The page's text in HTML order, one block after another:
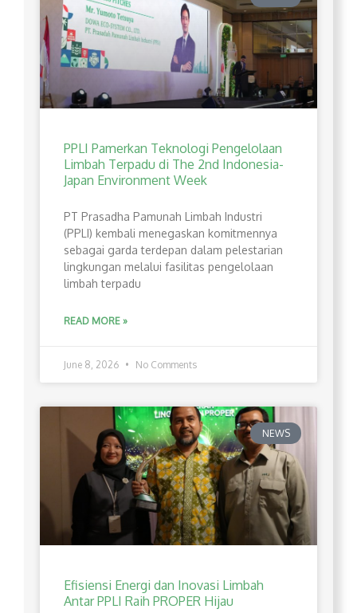
PPLI Pamerkan Teknologi Pengelolaan
Limbah Terpadu di The 2nd Indonesia-
Japan Environment Week
PT Prasadha Pamunah Limbah Industri
(PPLI) kembali menegaskan komitmennya
sebagai garda terdepan dalam pelestarian
lingkungan melalui fasilitas pengelolaan
limbah terpadu
READ MORE »
June 8, 2026 No Comments
NEWS
Efisiensi Energi dan Inovasi Limbah
Antar PPLI Raih PROPER Hijau